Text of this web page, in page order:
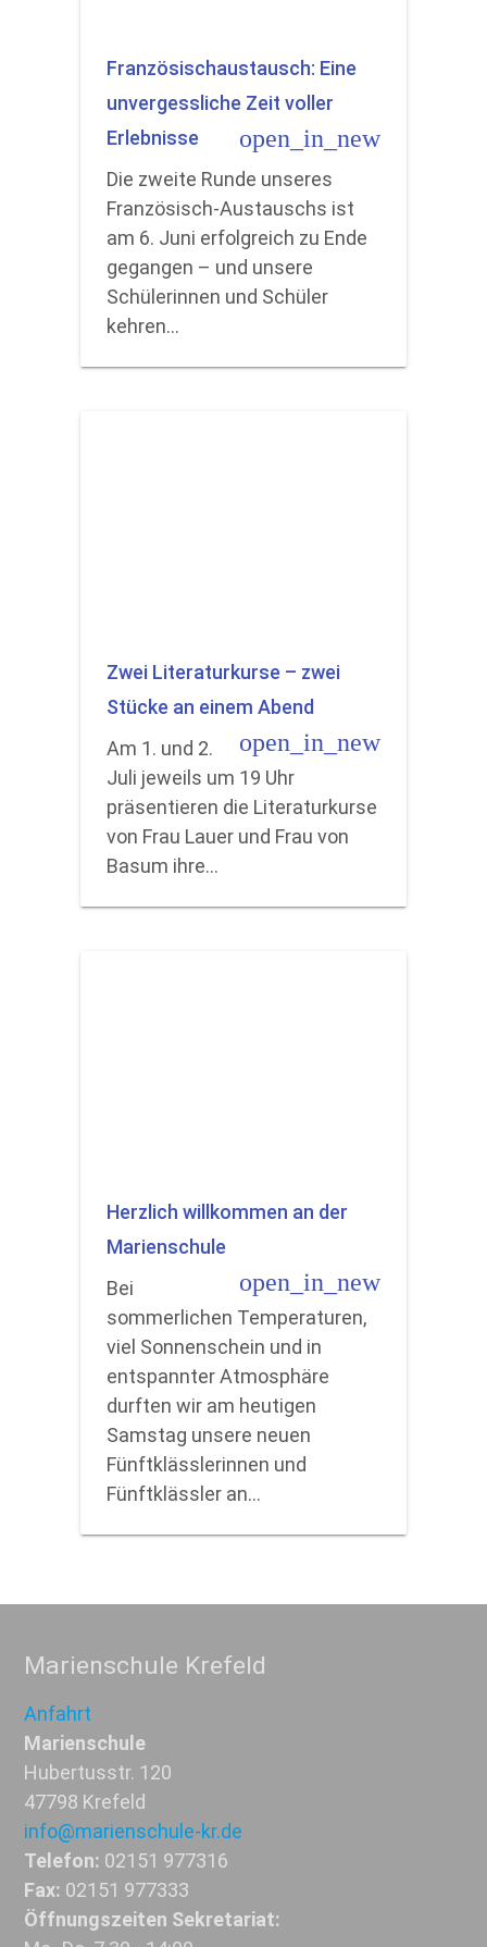
Französischaustausch: Eine
unvergessliche Zeit voller
Erlebnisse
open_in_new
Die zweite Runde unseres
Französisch-Austauschs ist
am 6. Juni erfolgreich zu Ende
gegangen – und unsere
Schülerinnen und Schüler
kehren…
Zwei Literaturkurse – zwei
Stücke an einem Abend
open_in_new
Am 1. und 2.
Juli jeweils um 19 Uhr
präsentieren die Literaturkurse
von Frau Lauer und Frau von
Basum ihre…
Herzlich willkommen an der
Marienschule
open_in_new
Bei
sommerlichen Temperaturen,
viel Sonnenschein und in
entspannter Atmosphäre
durften wir am heutigen
Samstag unsere neuen
Fünftklässlerinnen und
Fünftklässler an…
Marienschule Krefeld
Anfahrt
Marienschule
Hubertusstr. 120
47798 Krefeld
info@marienschule-kr.de
Telefon: 02151 977316
Fax: 02151 977333
Öffnungszeiten Sekretariat: